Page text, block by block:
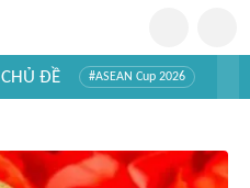
CHỦ ĐỀ #ASEAN Cup 2026